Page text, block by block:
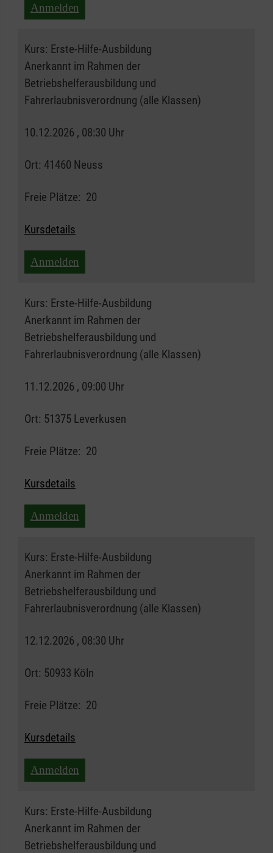
Anmelden
Kurs: Erste-Hilfe-Ausbildung
Anerkannt im Rahmen der
Betriebshelferausbildung und
Fahrerlaubnisverordnung (alle Klassen)
10.12.2026 , 08:30 Uhr
Ort: 41460 Neuss
Freie Plätze: 20
Kursdetails
Anmelden
Kurs: Erste-Hilfe-Ausbildung
Anerkannt im Rahmen der
Betriebshelferausbildung und
Fahrerlaubnisverordnung (alle Klassen)
11.12.2026 , 09:00 Uhr
Ort: 51375 Leverkusen
Freie Plätze: 20
Kursdetails
Anmelden
Kurs: Erste-Hilfe-Ausbildung
Anerkannt im Rahmen der
Betriebshelferausbildung und
Fahrerlaubnisverordnung (alle Klassen)
12.12.2026 , 08:30 Uhr
Ort: 50933 Köln
Freie Plätze: 20
Kursdetails
Anmelden
Kurs: Erste-Hilfe-Ausbildung
Anerkannt im Rahmen der
Betriebshelferausbildung und